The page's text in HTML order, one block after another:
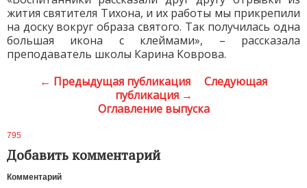
жития святителя Тихона, и их работы мы прикрепили
на доску вокруг образа святого. Так получилась одна
большая икона с клеймами», – рассказала
преподаватель школы Карина Коврова.
← Предыдущая публикация
Следующая
публикация →
Оглавление выпуска
795
Добавить комментарий
Комментарий